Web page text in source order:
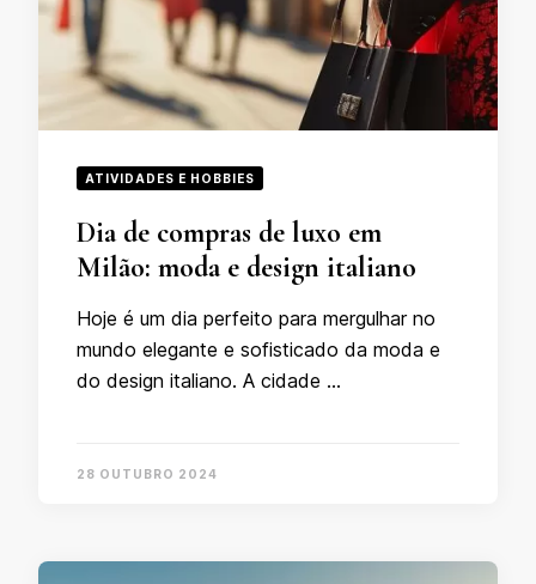
ATIVIDADES E HOBBIES
Dia de compras de luxo em
Milão: moda e design italiano
Hoje é um dia perfeito para mergulhar no
mundo elegante e sofisticado da moda e
do design italiano. A cidade …
28 OUTUBRO 2024